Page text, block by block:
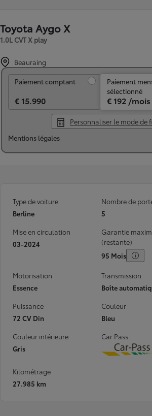
Toyota Aygo X
1.0L CVT X play
Beauraing
Paiement comptant
€ 15.990
Paiement
sélectionné
€ 192 /mois
Personnaliser le mode de
Mentions légales
Type de voiture
Berline
Nombre de
5
Mise en circulation
03-2024
Garantie
(restante)
95 Mois
Motorisation
Essence
Transmission
Boîte
Puissance
72 CV Din
Couleur
Bleu
Couleur intérieure
Gris
Car Pass
Kilométrage
27.985 km